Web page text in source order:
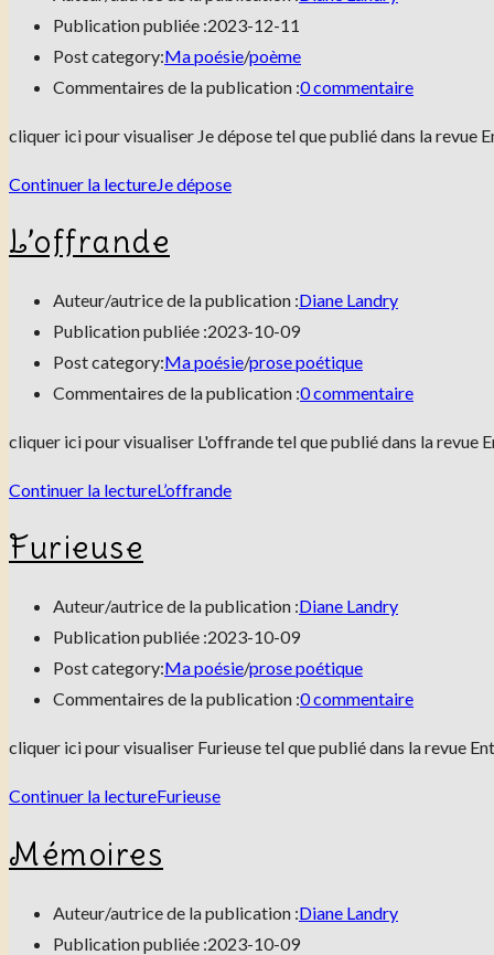
Publication publiée :2023-12-11
Post category:Ma poésie/poème
Commentaires de la publication :0 commentaire
cliquer ici pour visualiser Je dépose tel que publié dans la
Continuer la lectureJe dépose
L’offrande
Auteur/autrice de la publication :Diane Landry
Publication publiée :2023-10-09
Post category:Ma poésie/prose poétique
Commentaires de la publication :0 commentaire
cliquer ici pour visualiser L'offrande tel que publié dans la
Continuer la lectureL’offrande
Furieuse
Auteur/autrice de la publication :Diane Landry
Publication publiée :2023-10-09
Post category:Ma poésie/prose poétique
Commentaires de la publication :0 commentaire
cliquer ici pour visualiser Furieuse tel que publié dans la revue
Continuer la lectureFurieuse
Mémoires
Auteur/autrice de la publication :Diane Landry
Publication publiée :2023-10-09